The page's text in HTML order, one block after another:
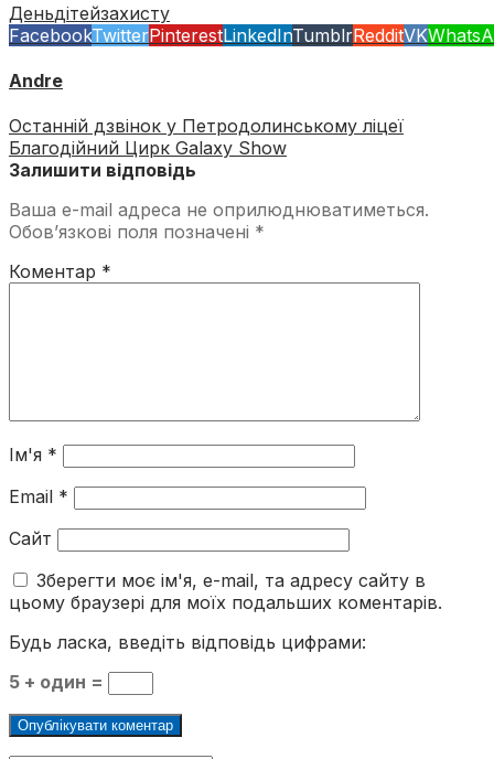
Деньдітейзахисту
FacebookTwitterPinterestLinkedInTumblrRedditVK
Andre
Останній дзвінок у Петродолинському ліцеї
Благодійний Цирк Galaxy Show
Залишити відповідь
Ваша e-mail адреса не оприлюднюватиметься.
Обов’язкові поля позначені *
Коментар *
Ім'я *
Email *
Сайт
Зберегти моє ім'я, e-mail, та адресу сайту в
цьому браузері для моїх подальших коментарів.
Будь ласка, введіть відповідь цифрами:
5 + один =